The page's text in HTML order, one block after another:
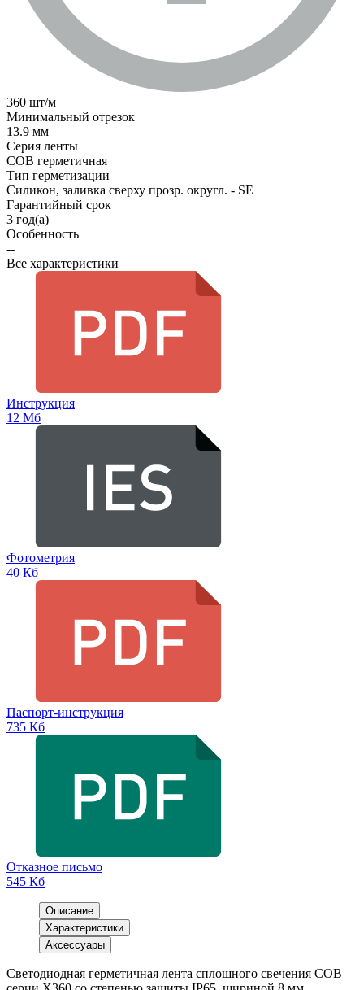
360 шт/м
Минимальный отрезок
13.9 мм
Серия ленты
COB герметичная
Тип герметизации
Силикон, заливка сверху прозр. округл. - SE
Гарантийный срок
3 год(а)
Особенность
--
Все характеристики
Инструкция
12 Мб
Фотометрия
40 Кб
Паспорт-инструкция
735 Кб
Отказное письмо
545 Кб
Описание
Характеристики
Аксессуары
Светодиодная герметичная лента сплошного свечения COB